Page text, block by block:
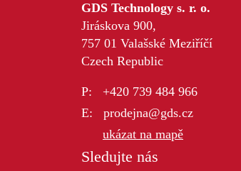
GDS Technology s. r. o.
Jiráskova 900,
757 01 Valašské Meziříčí
Czech Republic
+420 739 484 966
prodejna@gds.cz
ukázat na mapě
Sledujte nás